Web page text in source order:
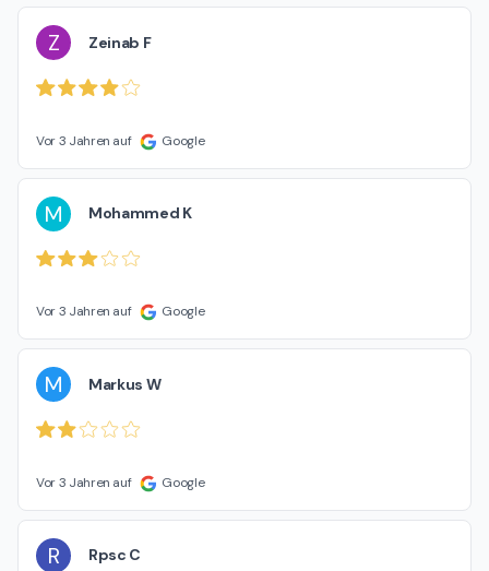
Z Zeinab F
Vor 3 Jahren auf Google
M Mohammed K
Vor 3 Jahren auf Google
M Markus W
Vor 3 Jahren auf Google
R Rpsc C